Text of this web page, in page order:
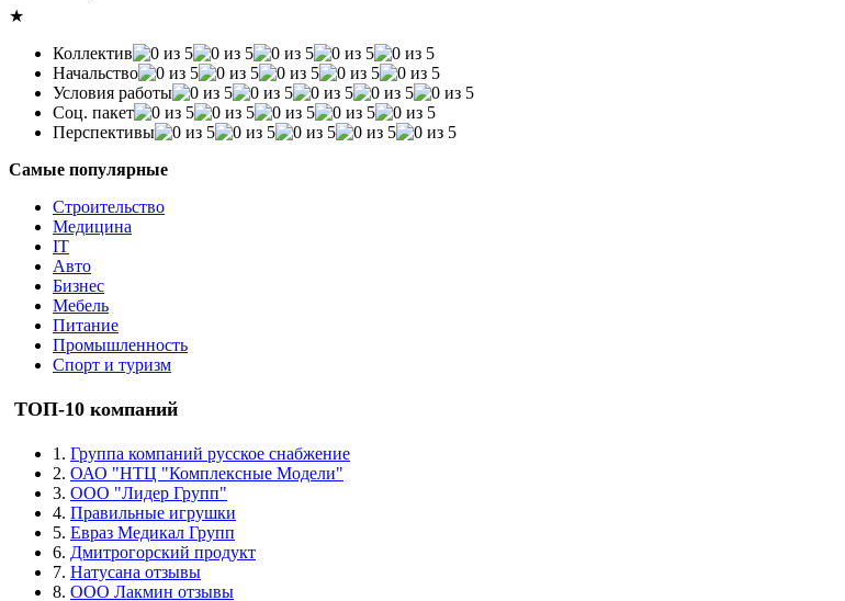
★
Коллектив
Начальство
Условия работы
Соц. пакет
Перспективы
Самые популярные
Строительство
Медицина
IT
Авто
Бизнес
Мебель
Питание
Промышленность
Спорт и туризм
ТОП-10 компаний
1. Группа компаний русское снабжение
2. ОАО "НТЦ "Комплексные Модели"
3. ООО "Лидер Групп"
4. Правильные игрушки
5. Евраз Медикал Групп
6. Дмитрогорский продукт
7. Натусана отзывы
8. ООО Лакмин отзывы